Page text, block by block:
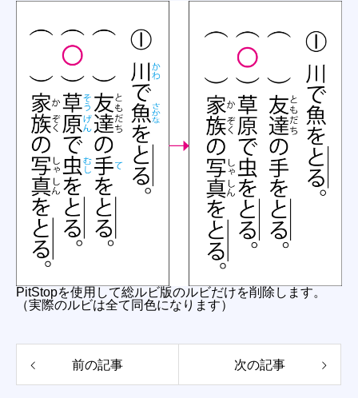
PitStopを使用して総ルビ版のルビだけを削除します。
（実際のルビは全て同色になります）
前の記事 次の記事